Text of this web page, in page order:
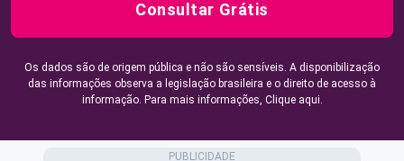
Consultar Grátis
Os dados são de origem pública e não são sensíveis. A disponibilização
das informações observa a legislação brasileira e o direito de acesso à
informação. Para mais informações, Clique aqui.